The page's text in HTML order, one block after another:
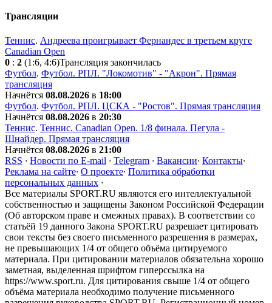
Трансляции
Теннис. Андреева проигрывает Фернандес в третьем круге
Canadian Open
0 : 2 (1:6, 4:6)Трансляция закончилась
Футбол. Футбол. РПЛ. "Локомотив" - "Акрон". Прямая
трансляция
Начнётся 08.08.2026 в 18:00
Футбол. Футбол. РПЛ. ЦСКА - "Ростов". Прямая трансляция
Начнётся 08.08.2026 в 20:30
Теннис. Теннис. Canadian Open. 1/8 финала. Пегула -
Шнайдер. Прямая трансляция
Начнётся 08.08.2026 в 21:00
RSS · Новости по E-mail · Telegram · Вакансии· Контакты·
Реклама на сайте· О проекте· Политика обработки
персональных данных ·
Все материалы SPORT.RU являются его интеллектуальной
собственностью и защищены Законом Российской Федерации
(Об авторском праве и смежных правах). В соответствии со
статьёй 19 данного Закона SPORT.RU разрешает цитировать
свои тексты без своего письменного разрешения в размерах,
не превышающих 1/4 от общего объёма цитируемого
материала. При цитировании материалов обязательна хорошо
заметная, выделенная шрифтом гиперссылка на
https://www.sport.ru. Для цитирования свыше 1/4 от общего
объёма материала необходимо получение письменного